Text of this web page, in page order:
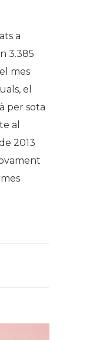
a
3.385
mes
el
per sota
al
2013